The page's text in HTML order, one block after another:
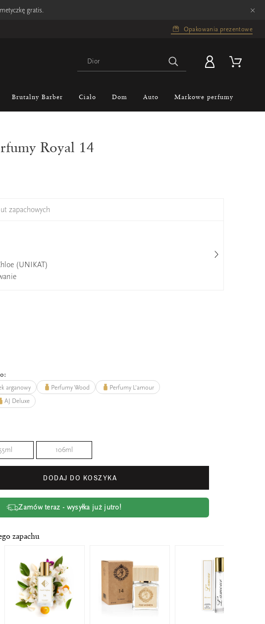
gratis. ×
Opakowania prezentowe
Brutalny Barber Ciało Dom Auto Markowe perfumy
Royal 14
zapachowych
(UNIKAT)
arganowy Perfumy Wood
Perfumy L'amour
AJ Deluxe
55ml 106ml
DODAJ DO KOSZYKA
Zamów teraz - wysyłka już jutro!
zapachu